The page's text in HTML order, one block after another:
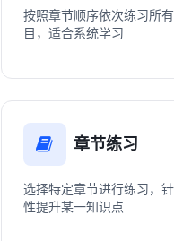
按照章节顺序依次练习所
目，适合系统学习
章节练习
选择特定章节进行练习，
性提升某一知识点